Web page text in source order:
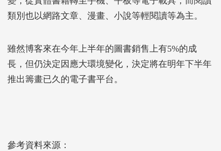
類別也以網路文章、漫畫、小說等輕閱讀等為主。
雖然博客來在今年上半年的圖書銷售上有5%的成
長，但仍決定因應大環境變化，決定將在明年下半年
推出籌畫已久的電子書平台。
參考資料來源：